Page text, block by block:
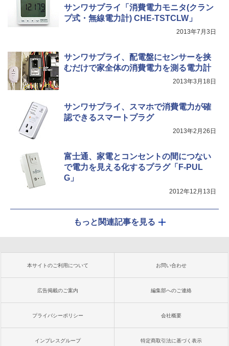
サンワサプライ「消費電力モニタ(クラン
プ式・無線電力計) CHE-TSTCLW」
2013年7月3日
サンワサプライ、配電盤にセンサーを挟
むだけで家全体の消費電力を測る電力計
2013年3月18日
サンワサプライ、スマホで消費電力が確
認できるスマートプラグ
2013年2月26日
富士通、家電とコンセントの間につない
で電力を見える化するプラグ「F-PUL
G」
2012年12月13日
もっと関連記事を見る
本サイトのご利用について お問い合わせ
広告掲載のご案内 編集部へのご連絡
プライバシーポリシー 会社概要
インプレスグループ 特定商取引法に基づく表示